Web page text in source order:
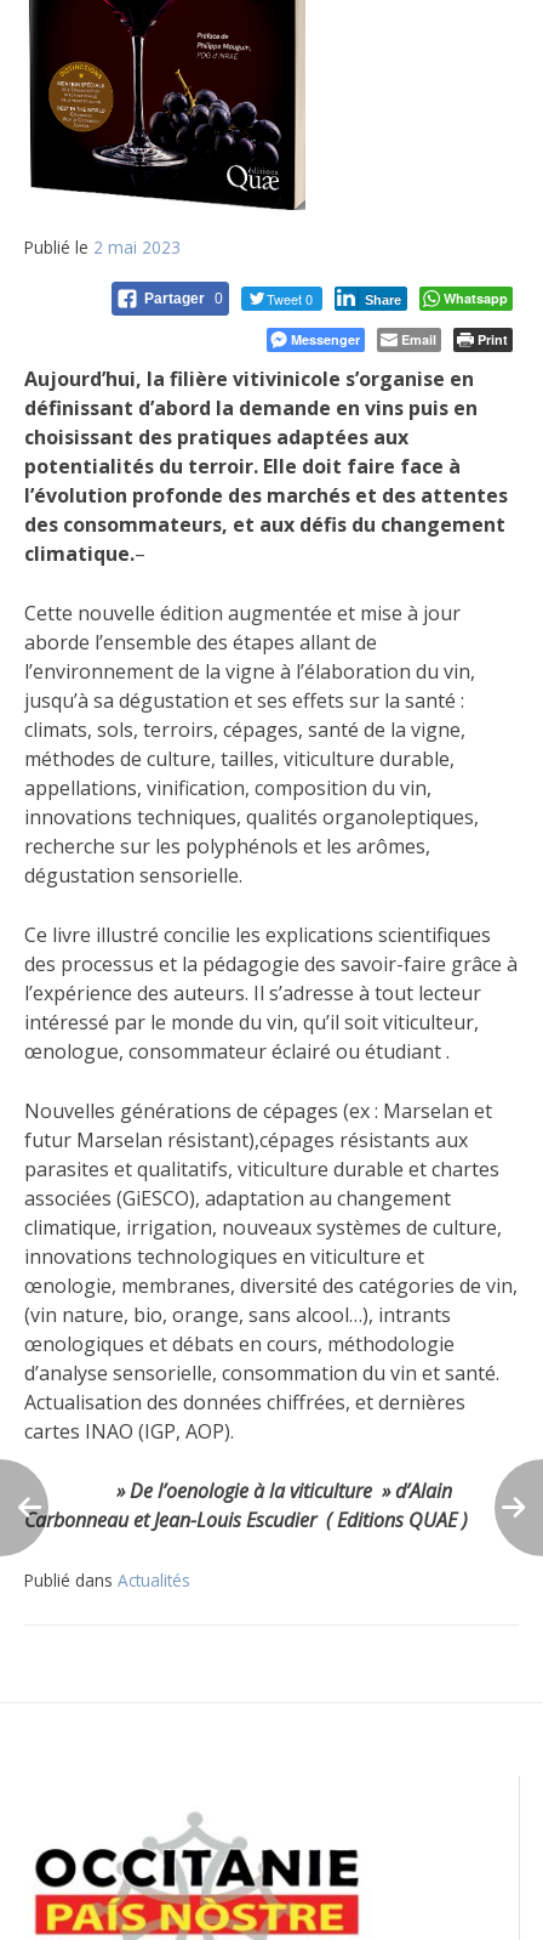
Publié le 2 mai 2023
Partager 0 Tweet 0 Share Whatsapp
Messenger Email Print
Aujourd’hui, la filière vitivinicole s’organise en
définissant d’abord la demande en vins puis en
choisissant des pratiques adaptées aux
potentialités du terroir. Elle doit faire face à
l’évolution profonde des marchés et des attentes
des consommateurs, et aux défis du changement
climatique.–
Cette nouvelle édition augmentée et mise à jour
aborde l’ensemble des étapes allant de
l’environnement de la vigne à l’élaboration du vin,
jusqu’à sa dégustation et ses effets sur la santé :
climats, sols, terroirs, cépages, santé de la vigne,
méthodes de culture, tailles, viticulture durable,
appellations, vinification, composition du vin,
innovations techniques, qualités organoleptiques,
recherche sur les polyphénols et les arômes,
dégustation sensorielle.
Ce livre illustré concilie les explications scientifiques
des processus et la pédagogie des savoir-faire grâce à
l’expérience des auteurs. Il s’adresse à tout lecteur
intéressé par le monde du vin, qu’il soit viticulteur,
œnologue, consommateur éclairé ou étudiant .
Nouvelles générations de cépages (ex : Marselan et
futur Marselan résistant),cépages résistants aux
parasites et qualitatifs, viticulture durable et chartes
associées (GiESCO), adaptation au changement
climatique, irrigation, nouveaux systèmes de culture,
innovations technologiques en viticulture et
œnologie, membranes, diversité des catégories de vin,
(vin nature, bio, orange, sans alcool…), intrants
œnologiques et débats en cours, méthodologie
d’analyse sensorielle, consommation du vin et santé.
Actualisation des données chiffrées, et dernières
cartes INAO (IGP, AOP).
» De l’oenologie à la viticulture » d’Alain
Carbonneau et Jean-Louis Escudier ( Editions QUAE )
Publié dans Actualités